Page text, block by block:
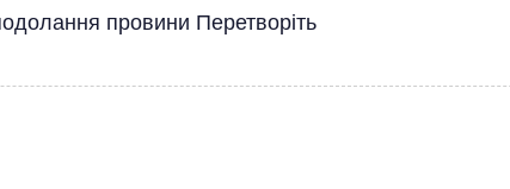
провини Перетворіть